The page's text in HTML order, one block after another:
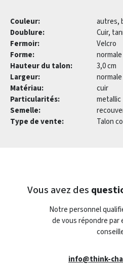
Couleur:
autres,
Doublure:
Cuir,
Fermoir:
Velcro
Forme:
normale
Hauteur du talon:
3,0 cm
Largeur:
normale
Matériau:
cuir
Particularités:
metallic
Semelle:
Type de vente:
Talon
Vous avez des
Notre personnel
de vous répondre par
info@think-